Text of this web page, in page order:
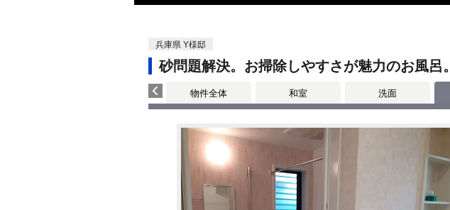
兵庫県 Y様邸
砂問題解決。お掃除しやすさが魅力のお風呂。
物件全体 和室 洗面